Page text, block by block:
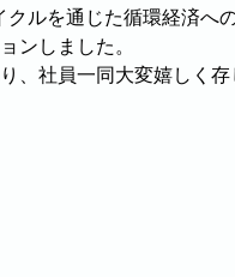
クルを通じた循環経済へ
ンしました。
、社員一同大変嬉しく